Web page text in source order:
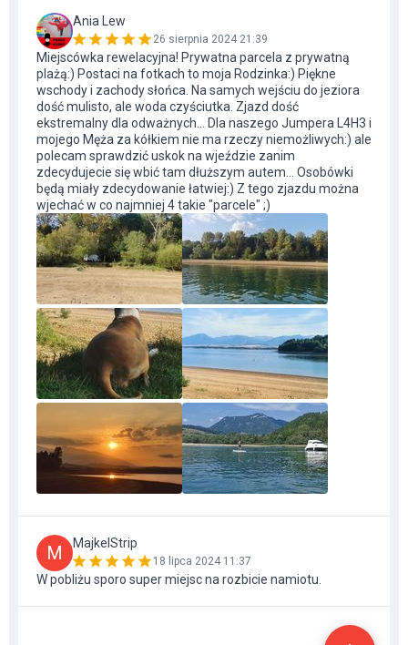
Ania Lew
26 sierpnia 2024 21:39
Miejscówka rewelacyjna! Prywatna parcela z prywatną
plażą:) Postaci na fotkach to moja Rodzinka:) Piękne
wschody i zachody słońca. Na samych wejściu do jeziora
dość mulisto, ale woda czyściutka. Zjazd dość
ekstremalny dla odważnych... Dla naszego Jumpera L4H3 i
mojego Męża za kółkiem nie ma rzeczy niemożliwych:) ale
polecam sprawdzić uskok na wjeździe zanim
zdecydujecie się wbić tam dłuższym autem... Osobówki
będą miały zdecydowanie łatwiej:) Z tego zjazdu można
wjechać w co najmniej 4 takie "parcele" ;)
M MajkelStrip
18 lipca 2024 11:37
W pobliżu sporo super miejsc na rozbicie namiotu.